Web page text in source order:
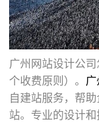
广州网站设计公
个收费原则）。
自建站服务，帮
站。专业的设计